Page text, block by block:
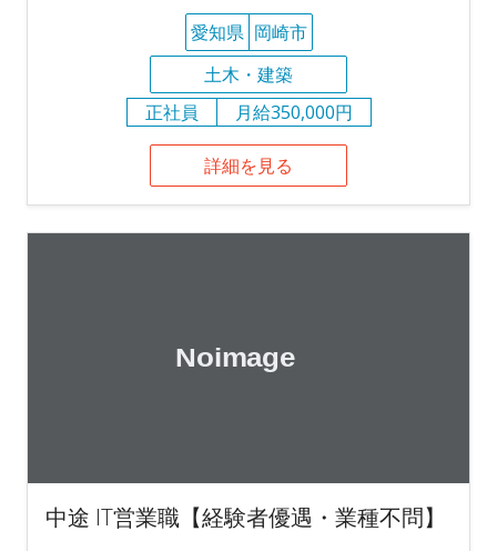
愛知県 岡崎市
土木・建築
正社員
月給350,000円
詳細を見る
中途 IT営業職【経験者優遇・業種不問】